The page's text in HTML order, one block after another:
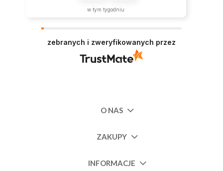
w tym tygodniu
zebranych i zweryfikowanych przez
O NAS
ZAKUPY
INFORMACJE